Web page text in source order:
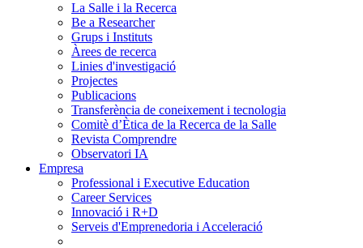
La Salle i la Recerca
Be a Researcher
Grups i Instituts
Àrees de recerca
Linies d'investigació
Projectes
Publicacions
Transferència de coneixement i tecnologia
Comitè d’Ètica de la Recerca de la Salle
Revista Comprendre
Observatori IA
Empresa
Professional i Executive Education
Career Services
Innovació i R+D
Serveis d'Emprenedoria i Acceleració